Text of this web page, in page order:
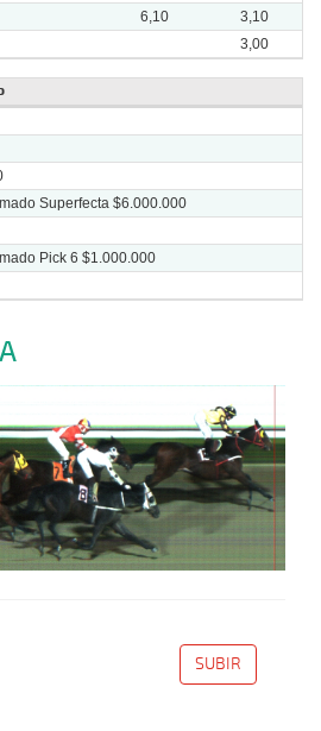
6,10
3,10
3,00
Superfecta $6.000.000
Pick 6 $1.000.000
SUBIR